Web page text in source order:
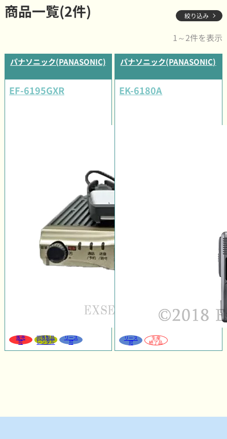
商品一覧(2件) 絞り込み
1～2件を表示
パナソニック(PANASONIC)
EF-6195GXR
販売
可
同等製品
レンタル
リース
可
パナソニック(PANASONIC)
EK-6180A
リース
可
生産
終了品